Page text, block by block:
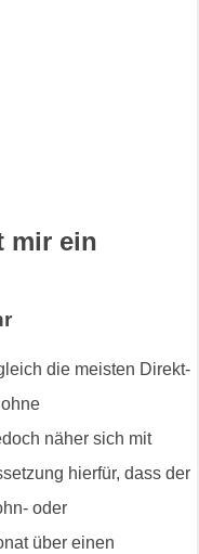
mir ein
die meisten Direkt-
näher sich mit
hierfür, dass der
oder
über einen